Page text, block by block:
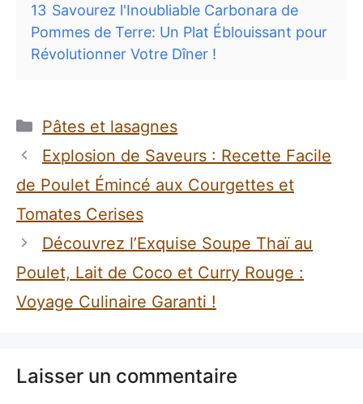
13 Savourez l'Inoubliable Carbonara de
Pommes de Terre: Un Plat Éblouissant pour
Révolutionner Votre Dîner !
Catégories
Pâtes et lasagnes
Explosion de Saveurs : Recette Facile
de Poulet Émincé aux Courgettes et
Tomates Cerises
Découvrez l’Exquise Soupe Thaï au
Poulet, Lait de Coco et Curry Rouge :
Voyage Culinaire Garanti !
Laisser un commentaire